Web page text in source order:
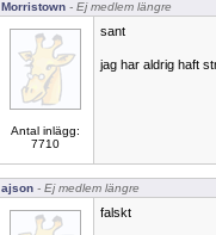
Morristown - Ej medlem längre
Antal inlägg:
7710
sant
jag har aldrig haft
ajson - Ej medlem längre
falskt